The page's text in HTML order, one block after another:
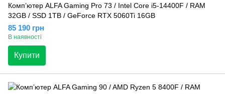
Компʼютер ALFA Gaming Pro 73 / Intel Core i5-14400F / RAM
32GB / SSD 1TB / GeForce RTX 5060Ti 16GB
85 190 грн
В наявності
Купити